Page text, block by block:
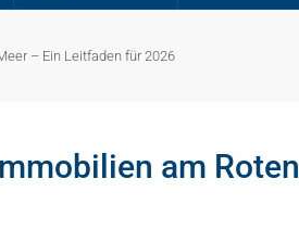
– Ein Leitfaden für 2026
am Roten